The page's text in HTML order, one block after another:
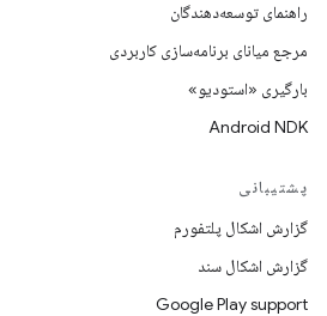
راهنمای توسعه‌دهندگان
مرجع میانای برنامه‌سازی کاربردی
بارگیری «استودیو»
Android NDK
پشتیبانی
گزارش اشکال پلتفورم
گزارش اشکال سند
Google Play support